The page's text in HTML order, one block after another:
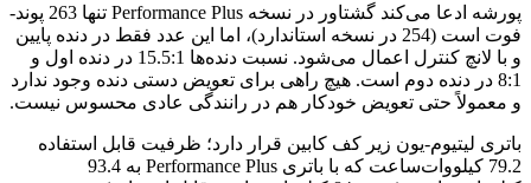
پورشه ادعا می‌کند گشتاور در نسخه Performance Plus تنها 263 پوند-
فوت است (254 در نسخه استاندارد)، اما این عدد فقط در دنده پایین
و با لانچ کنترل اعمال می‌شود. نسبت دنده‌ها 15.5:1 در دنده اول و
8:1 در دنده دوم است. هیچ راهی برای تعویض دستی دنده وجود ندارد
و معمولاً حتی تعویض خودکار هم در رانندگی عادی محسوس نیست.
باتری لیتیوم-یون زیر کف کابین قرار دارد؛ ظرفیت قابل استفاده
79.2 کیلووات‌ساعت که با باتری Performance Plus به 93.4